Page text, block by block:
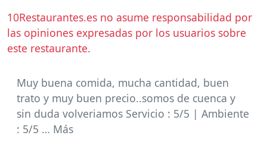
10Restaurantes.es no asume responsabilidad por
las opiniones expresadas por los usuarios sobre
este restaurante.
Muy buena comida, mucha cantidad, buen
trato y muy buen precio..somos de cuenca y
sin duda volveriamos Servicio : 5/5 | Ambiente
: 5/5 … Más